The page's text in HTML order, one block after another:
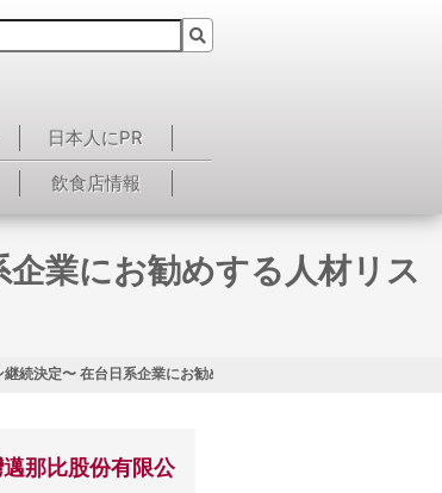
日本人にPR
飲食店情報
業にお勧めする人材リス
決定〜 在台日系企業にお勧めする人材リスト！<第14回>
那比股份有限公